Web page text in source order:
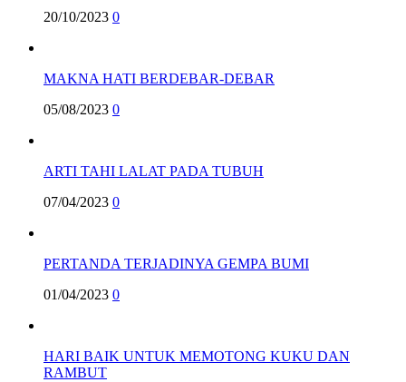
20/10/2023 0
MAKNA HATI BERDEBAR-DEBAR
05/08/2023 0
ARTI TAHI LALAT PADA TUBUH
07/04/2023 0
PERTANDA TERJADINYA GEMPA BUMI
01/04/2023 0
HARI BAIK UNTUK MEMOTONG KUKU DAN
RAMBUT